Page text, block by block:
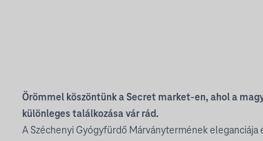
Örömmel köszöntünk a Secret market-en, ahol a
különleges találkozása vár rád.
A Széchenyi Gyógyfürdő Márványtermének